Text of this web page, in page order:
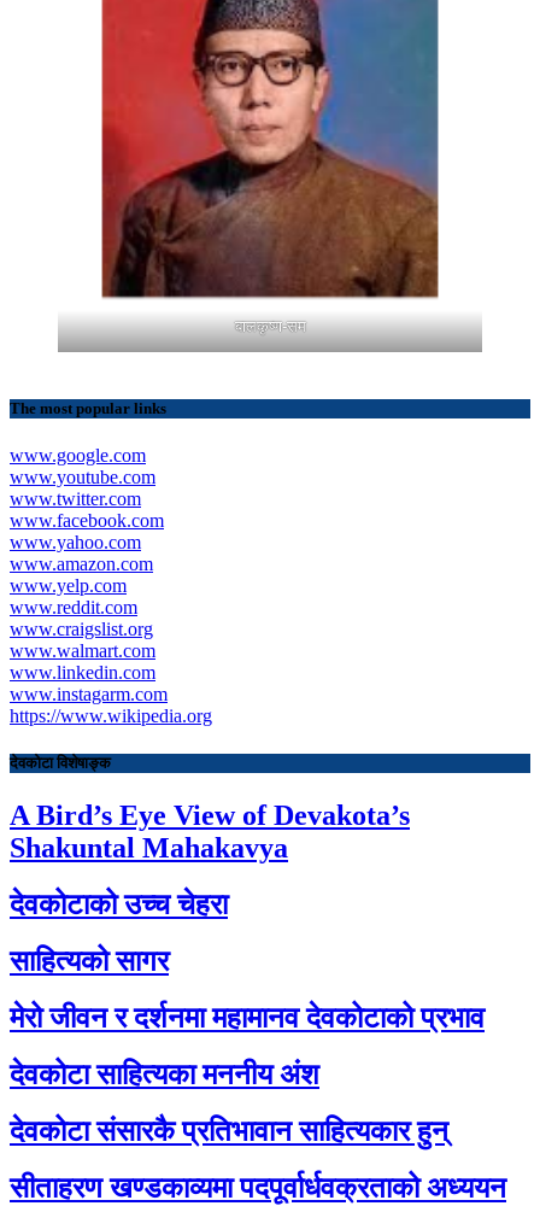
बालकृष्ण-सम
The most popular links
www.google.com
www.youtube.com
www.twitter.com
www.facebook.com
www.yahoo.com
www.amazon.com
www.yelp.com
www.reddit.com
www.craigslist.org
www.walmart.com
www.linkedin.com
www.instagarm.com
https://www.wikipedia.org
देवकोटा विशेषाङ्क
A Bird’s Eye View of Devakota’s
Shakuntal Mahakavya
देवकोटाको उच्च चेहरा
साहित्यको सागर
मेरो जीवन र दर्शनमा महामानव देवकोटाको प्रभाव
देवकोटा साहित्यका मननीय अंश
देवकोटा संसारकै प्रतिभावान साहित्यकार हुन्
सीताहरण खण्डकाव्यमा पदपूर्वार्धवक्रताको अध्ययन